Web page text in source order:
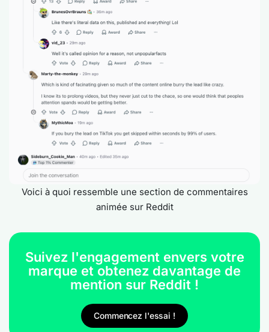
Voici à quoi ressemble une section de commentaires
animée sur Reddit
Suivez l'engagement envers votre
marque et obtenez davantage de
mention sur Reddit !
Commencez l'essai !